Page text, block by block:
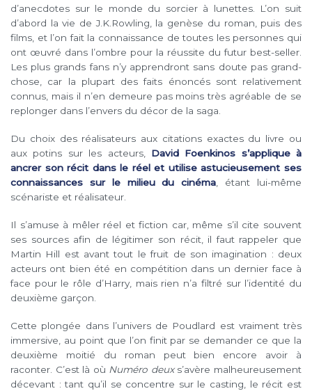
d’anecdotes sur le monde du sorcier à lunettes. L’on suit
d’abord la vie de J.K.Rowling, la genèse du roman, puis des
films, et l’on fait la connaissance de toutes les personnes qui
ont œuvré dans l’ombre pour la réussite du futur best-seller.
Les plus grands fans n’y apprendront sans doute pas grand-
chose, car la plupart des faits énoncés sont relativement
connus, mais il n’en demeure pas moins très agréable de se
replonger dans l’envers du décor de la saga.
Du choix des réalisateurs aux citations exactes du livre ou
aux potins sur les acteurs, David Foenkinos s’applique à
ancrer son récit dans le réel et utilise astucieusement ses
connaissances sur le milieu du cinéma , étant lui-même
scénariste et réalisateur.
Il s’amuse à mêler réel et fiction car, même s’il cite souvent
ses sources afin de légitimer son récit, il faut rappeler que
Martin Hill est avant tout le fruit de son imagination : deux
acteurs ont bien été en compétition dans un dernier face à
face pour le rôle d’Harry, mais rien n’a filtré sur l’identité du
deuxième garçon.
Cette plongée dans l’univers de Poudlard est vraiment très
immersive, au point que l’on finit par se demander ce que la
deuxième moitié du roman peut bien encore avoir à
raconter. C’est là où Numéro deuxs’avère malheureusement
décevant : tant qu’il se concentre sur le casting, le récit est